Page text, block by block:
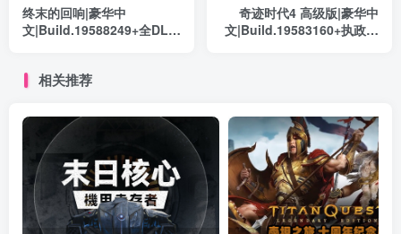
终末的回响|豪华中
文|Build.19588249+全DLC|
奇迹时代4 高级版|豪华中
文|Build.19583160+执政官
相关推荐